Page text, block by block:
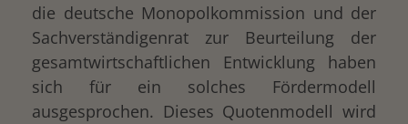
die deutsche Monopolkommission und der
Sachverständigenrat zur Beurteilung der
gesamtwirtschaftlichen Entwicklung haben
sich für ein solches Fördermodell
ausgesprochen. Dieses Quotenmodell wird